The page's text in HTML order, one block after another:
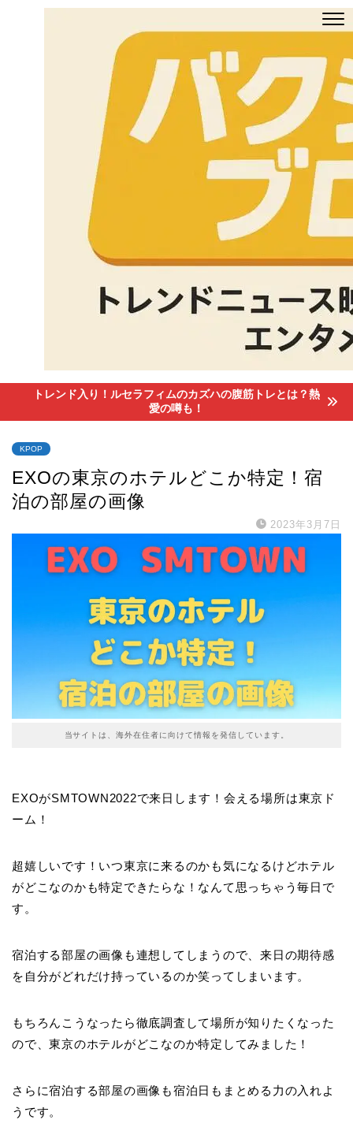
トレンド入り！ルセラフィムのカズハの腹筋トレとは？熱
愛の噂も！
KPOP
EXOの東京のホテルどこか特定！宿
泊の部屋の画像
2023年3月7日
当サイトは、海外在住者に向けて情報を発信しています。
EXOがSMTOWN2022で来日します！会える場所は東京ド
ーム！
超嬉しいです！いつ東京に来るのかも気になるけどホテル
がどこなのかも特定できたらな！なんて思っちゃう毎日で
す。
宿泊する部屋の画像も連想してしまうので、来日の期待感
を自分がどれだけ持っているのか笑ってしまいます。
もちろんこうなったら徹底調査して場所が知りたくなった
ので、東京のホテルがどこなのか特定してみました！
さらに宿泊する部屋の画像も宿泊日もまとめる力の入れよ
うです。